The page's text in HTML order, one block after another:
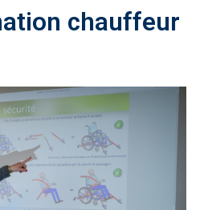
chauffeur